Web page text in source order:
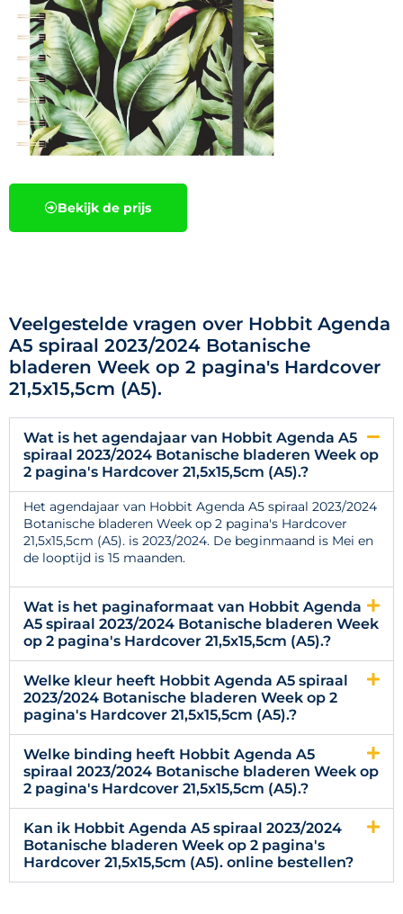
Bekijk de prijs
Veelgestelde vragen over Hobbit Agenda
A5 spiraal 2023/2024 Botanische
bladeren Week op 2 pagina's Hardcover
21,5x15,5cm (A5).
Wat is het agendajaar van Hobbit Agenda A5
spiraal 2023/2024 Botanische bladeren Week op
2 pagina's Hardcover 21,5x15,5cm (A5).?
Het agendajaar van Hobbit Agenda A5 spiraal 2023/2024
Botanische bladeren Week op 2 pagina's Hardcover
21,5x15,5cm (A5). is 2023/2024. De beginmaand is Mei en
de looptijd is 15 maanden.
Wat is het paginaformaat van Hobbit Agenda
A5 spiraal 2023/2024 Botanische bladeren Week
op 2 pagina's Hardcover 21,5x15,5cm (A5).?
Welke kleur heeft Hobbit Agenda A5 spiraal
2023/2024 Botanische bladeren Week op 2
pagina's Hardcover 21,5x15,5cm (A5).?
Welke binding heeft Hobbit Agenda A5
spiraal 2023/2024 Botanische bladeren Week op
2 pagina's Hardcover 21,5x15,5cm (A5).?
Kan ik Hobbit Agenda A5 spiraal 2023/2024
Botanische bladeren Week op 2 pagina's
Hardcover 21,5x15,5cm (A5). online bestellen?